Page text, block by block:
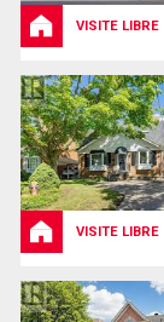
VISITE LIBRE
VISITE LIBRE